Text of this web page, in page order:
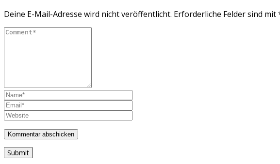
Deine E-Mail-Adresse wird nicht veröffentlicht. Erforderliche Felder sind mit
Submit